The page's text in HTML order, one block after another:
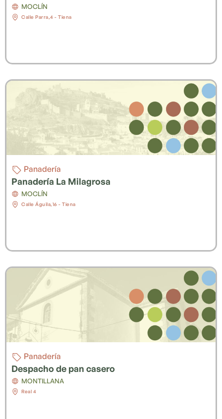
MOCLÍN
Calle Parra,4 - Tiena
Panadería
Panadería La Milagrosa
MOCLÍN
Calle Águila,16 - Tiena
Panadería
Despacho de pan casero
MONTILLANA
Real 4